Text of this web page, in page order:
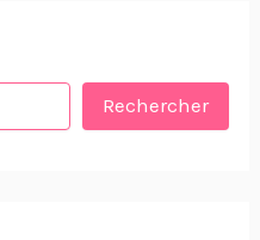
Rechercher